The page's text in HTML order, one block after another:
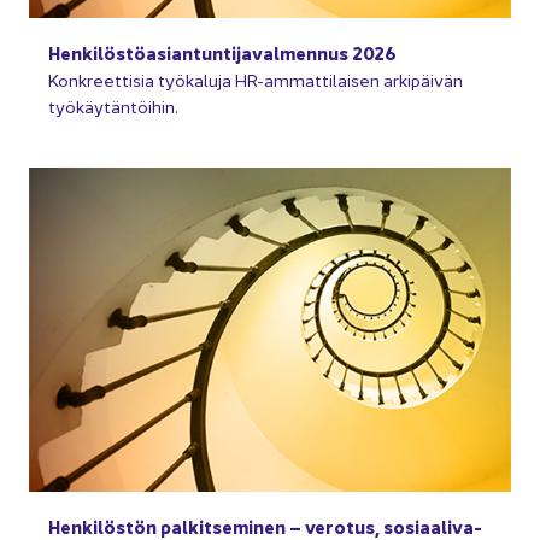
Hen­ki­lös­tö­asian­tun­ti­ja­val­men­nus 2026
Kon­kreet­ti­sia työ­ka­lu­ja HR-​ammattilaisen ar­ki­päi­vän
työ­käy­tän­töi­hin.
Hen­ki­lös­tön pal­kit­se­mi­nen – ve­ro­tus, so­si­aa­li­va­